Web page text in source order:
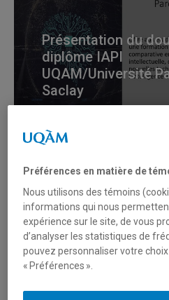
Présentation du
diplôme IAPI
UQAM/Université
Saclay
Atelier:
France-Québec:
programmes de
occasions de
de création»
Préférences en matière de
Nous utilisons des témoins
informations qui nous
expérience sur le site, de vous
d’analyser les statistiques de
pouvez personnaliser votre
« Préférences ».